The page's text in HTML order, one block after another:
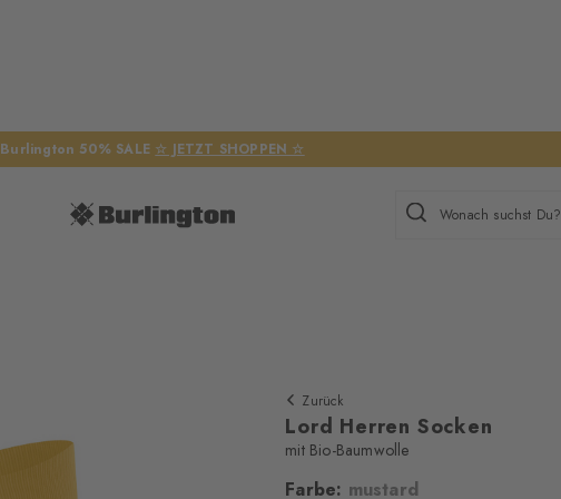
Burlington 50% SALE ☆ JETZT SHOPPEN ☆
Wonach suchst Du?
Wir benötigen Ihre
Zurück
Lord Herren Socken
mit Bio-Baumwolle
Farbe: mustard